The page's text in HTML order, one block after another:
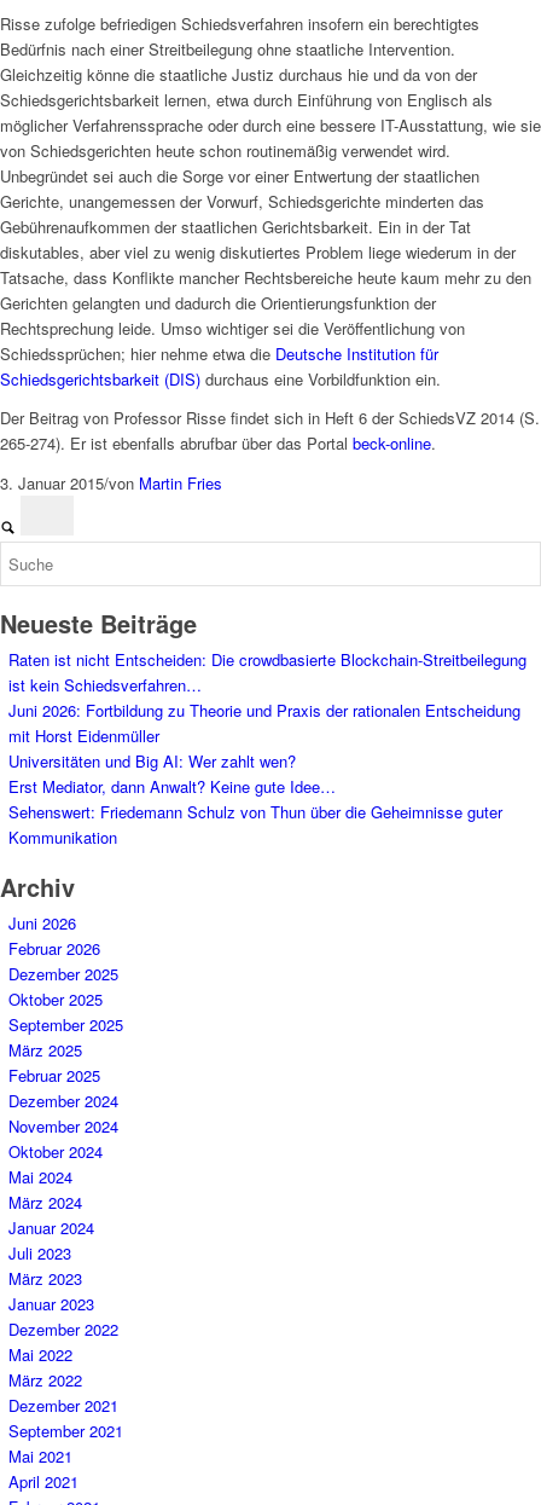
Risse zufolge befriedigen Schiedsverfahren insofern ein berechtigtes
Bedürfnis nach einer Streitbeilegung ohne staatliche Intervention.
Gleichzeitig könne die staatliche Justiz durchaus hie und da von der
Schiedsgerichtsbarkeit lernen, etwa durch Einführung von Englisch als
möglicher Verfahrenssprache oder durch eine bessere IT-Ausstattung, wie sie
von Schiedsgerichten heute schon routinemäßig verwendet wird.
Unbegründet sei auch die Sorge vor einer Entwertung der staatlichen
Gerichte, unangemessen der Vorwurf, Schiedsgerichte minderten das
Gebührenaufkommen der staatlichen Gerichtsbarkeit. Ein in der Tat
diskutables, aber viel zu wenig diskutiertes Problem liege wiederum in der
Tatsache, dass Konflikte mancher Rechtsbereiche heute kaum mehr zu den
Gerichten gelangten und dadurch die Orientierungsfunktion der
Rechtsprechung leide. Umso wichtiger sei die Veröffentlichung von
Schiedssprüchen; hier nehme etwa die Deutsche Institution für
Schiedsgerichtsbarkeit (DIS) durchaus eine Vorbildfunktion ein.
Der Beitrag von Professor Risse findet sich in Heft 6 der SchiedsVZ 2014 (S.
265-274). Er ist ebenfalls abrufbar über das Portal beck-online.
3. Januar 2015/von Martin Fries
Neueste Beiträge
Raten ist nicht Entscheiden: Die crowdbasierte Blockchain-Streitbeilegung
ist kein Schiedsverfahren…
Juni 2026: Fortbildung zu Theorie und Praxis der rationalen Entscheidung
mit Horst Eidenmüller
Universitäten und Big AI: Wer zahlt wen?
Erst Mediator, dann Anwalt? Keine gute Idee…
Sehenswert: Friedemann Schulz von Thun über die Geheimnisse guter
Kommunikation
Archiv
Juni 2026
Februar 2026
Dezember 2025
Oktober 2025
September 2025
März 2025
Februar 2025
Dezember 2024
November 2024
Oktober 2024
Mai 2024
März 2024
Januar 2024
Juli 2023
März 2023
Januar 2023
Dezember 2022
Mai 2022
März 2022
Dezember 2021
September 2021
Mai 2021
April 2021